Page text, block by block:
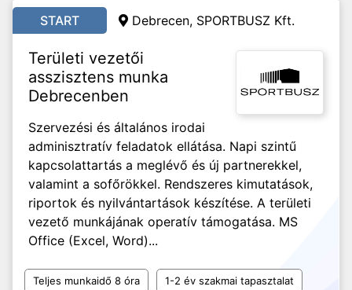
START Debrecen, SPORTBUSZ Kft.
Területi vezetői
asszisztens munka
Debrecenben
Szervezési és általános irodai
adminisztratív feladatok ellátása. Napi szintű
kapcsolattartás a meglévő és új partnerekkel,
valamint a sofőrökkel. Rendszeres kimutatások,
riportok és nyilvántartások készítése. A területi
vezető munkájának operatív támogatása. MS
Office (Excel, Word)...
Teljes munkaidő 8 óra 1-2 év szakmai tapasztalat